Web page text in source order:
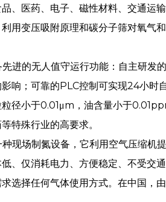
、医药、电子、磁性材料、交通运
用变压吸附原理和碳分子筛对氧气
进的无人值守运行功能：自主研发
响；可靠的PLC控制可实现24小时
径小于0.01μm，油含量小于
特殊行业的高要求。
现场制氮设备，它利用空气压缩机
、仅消耗电力、方便稳定、不受交
选择任何气体使用方式。在中国，